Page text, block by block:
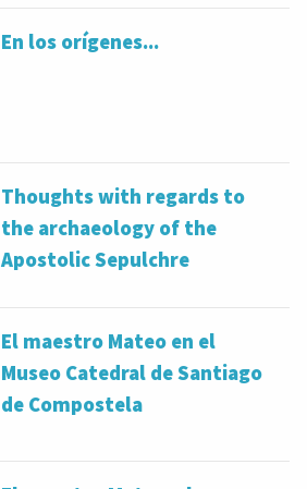
En los orígenes...
Thoughts with regards to
the archaeology of the
Apostolic Sepulchre
El maestro Mateo en el
Museo Catedral de Santiago
de Compostela